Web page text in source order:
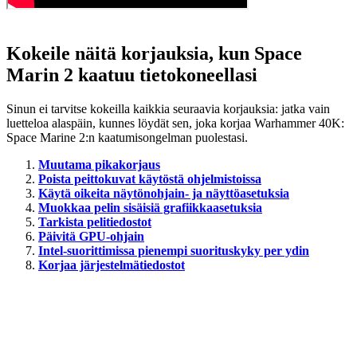
Kokeile näitä korjauksia, kun Space
Marin 2 kaatuu tietokoneellasi
Sinun ei tarvitse kokeilla kaikkia seuraavia korjauksia: jatka vain
luetteloa alaspäin, kunnes löydät sen, joka korjaa Warhammer 40K:
Space Marine 2:n kaatumisongelman puolestasi.
Muutama pikakorjaus
Poista peittokuvat käytöstä ohjelmistoissa
Käytä oikeita näytönohjain- ja näyttöasetuksia
Muokkaa pelin sisäisiä grafiikkaasetuksia
Tarkista pelitiedostot
Päivitä GPU-ohjain
Intel-suorittimissa pienempi suorituskyky per ydin
Korjaa järjestelmätiedostot